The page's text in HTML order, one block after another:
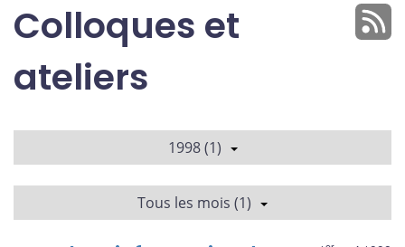
Colloques et
ateliers
1998 (1)
Tous les mois (1)